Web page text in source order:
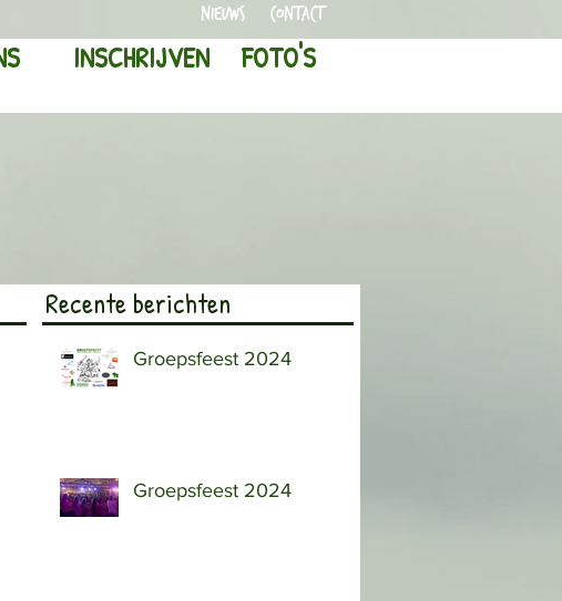
Nieuws CONTACT
FOTO'S
INSCHRIJVEN
Recente berichten
Groepsfeest 2024
Groepsfeest 2024